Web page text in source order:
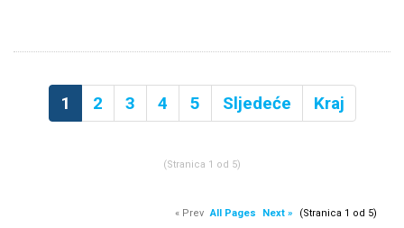
1 2 3 4 5 Sljedeće Kraj
(Stranica 1 od 5)
« Prev All Pages Next » (Stranica 1 od 5)